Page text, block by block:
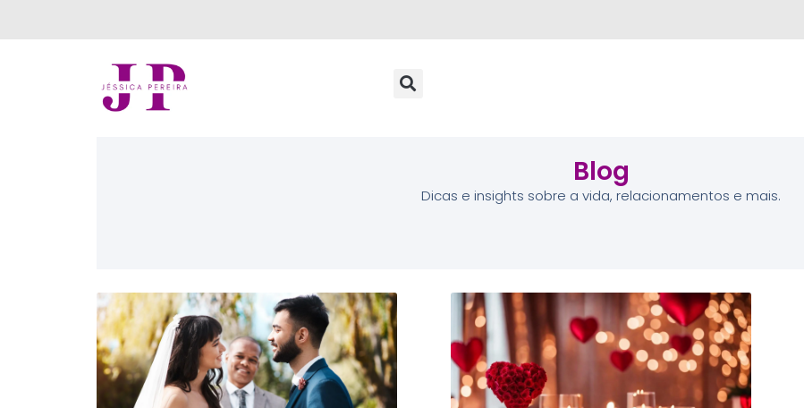
Blog
Dicas e insights sobre a vida, relacionamentos e mais.